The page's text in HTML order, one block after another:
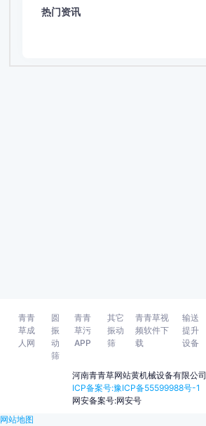
热门资讯
河南青青草网站黄机械设备有限公司
ICP备案号:豫ICP备55599988号-1
网安备案号:网安号
青青
草成
人网
圆
振
动
筛
青青
草污
APP
其它
振动
筛
青青草视
频软件下
载
输送
提升
设备
网站地图